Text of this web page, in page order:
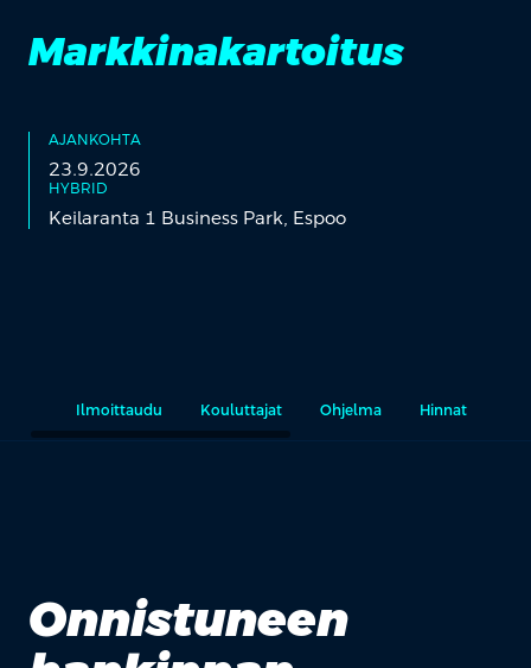
Markkinakartoitus
AJANKOHTA
23.9.2026
HYBRID
Keilaranta 1 Business Park, Espoo
Ilmoittaudu Kouluttajat Ohjelma Hinnat
Onnistuneen